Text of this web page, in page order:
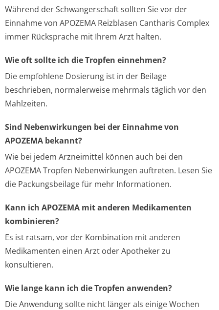
Während der Schwangerschaft sollten Sie vor der
Einnahme von APOZEMA Reizblasen Cantharis Complex
immer Rücksprache mit Ihrem Arzt halten.
Wie oft sollte ich die Tropfen einnehmen?
Die empfohlene Dosierung ist in der Beilage
beschrieben, normalerweise mehrmals täglich vor den
Mahlzeiten.
Sind Nebenwirkungen bei der Einnahme von
APOZEMA bekannt?
Wie bei jedem Arzneimittel können auch bei den
APOZEMA Tropfen Nebenwirkungen auftreten. Lesen Sie
die Packungsbeilage für mehr Informationen.
Kann ich APOZEMA mit anderen Medikamenten
kombinieren?
Es ist ratsam, vor der Kombination mit anderen
Medikamenten einen Arzt oder Apotheker zu
konsultieren.
Wie lange kann ich die Tropfen anwenden?
Die Anwendung sollte nicht länger als einige Wochen